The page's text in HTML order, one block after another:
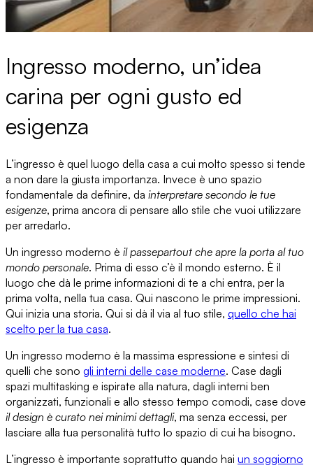
Ingresso moderno, un’idea
carina per ogni gusto ed
esigenza
L’ingresso è quel luogo della casa a cui molto spesso si tende
a non dare la giusta importanza. Invece è uno spazio
fondamentale da definire, da interpretare secondo le tue
esigenze, prima ancora di pensare allo stile che vuoi utilizzare
per arredarlo.
Un ingresso moderno è il passepartout che apre la porta al tuo
mondo personale. Prima di esso c’è il mondo esterno. È il
luogo che dà le prime informazioni di te a chi entra, per la
prima volta, nella tua casa. Qui nascono le prime impressioni.
Qui inizia una storia. Qui si dà il via al tuo stile, quello che hai
scelto per la tua casa.
Un ingresso moderno è la massima espressione e sintesi di
quelli che sono gli interni delle case moderne. Case dagli
spazi multitasking e ispirate alla natura, dagli interni ben
organizzati, funzionali e allo stesso tempo comodi, case dove
il design è curato nei minimi dettagli, ma senza eccessi, per
lasciare alla tua personalità tutto lo spazio di cui ha bisogno.
L’ingresso è importante soprattutto quando hai un soggiorno